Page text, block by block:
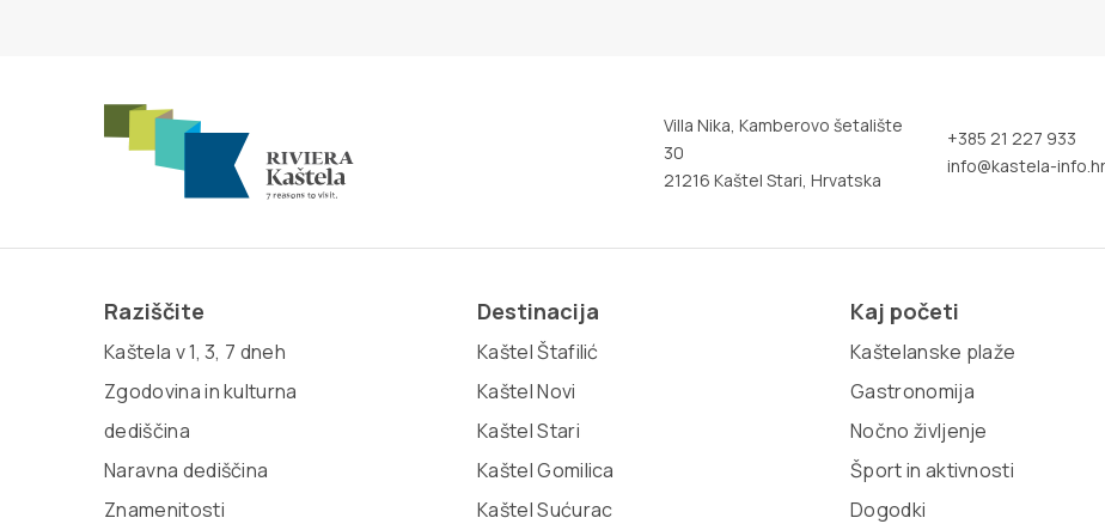
Villa Nika, Kamberovo šetalište
30
21216 Kaštel Stari, Hrvatska
+385 21 227 933
info@kastela-info.hr
Raziščite
Kaštela v 1, 3, 7 dneh
Zgodovina in kulturna
dediščina
Naravna dediščina
Znamenitosti
Destinacija
Kaštel Štafilić
Kaštel Novi
Kaštel Stari
Kaštel Gomilica
Kaštel Sućurac
Kaj početi
Kaštelanske plaže
Gastronomija
Nočno življenje
Šport in aktivnosti
Dogodki